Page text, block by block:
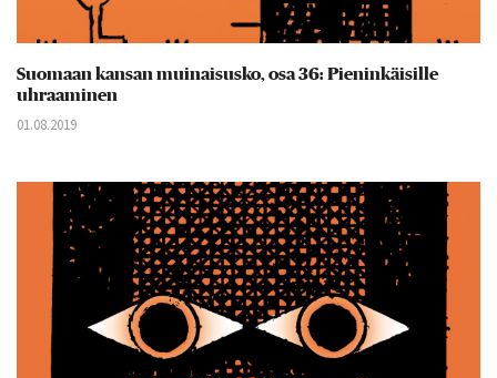
Suomaan kansan muinaisusko, osa 36: Pieninkäisille
uhraaminen
01.08.2019